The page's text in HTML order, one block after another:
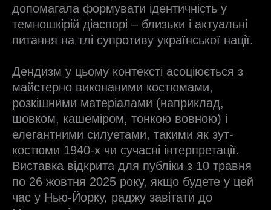
допомагала формувати ідентичність у
темношкірій діаспорі – близьки і актуальні
питання на тлі супротиву української нації.
Дендизм у цьому контексті асоціюється з
майстерно виконаними костюмами,
розкішними матеріалами (наприклад,
шовком, кашеміром, тонкою вовною) і
елегантними силуетами, такими як зут-
костюми 1940-х чи сучасні інтерпретації.
Виставка відкрита для публіки з 10 травня
по 26 жовтня 2025 року, якщо будете у цей
час у Нью-Йорку, раджу завітати до